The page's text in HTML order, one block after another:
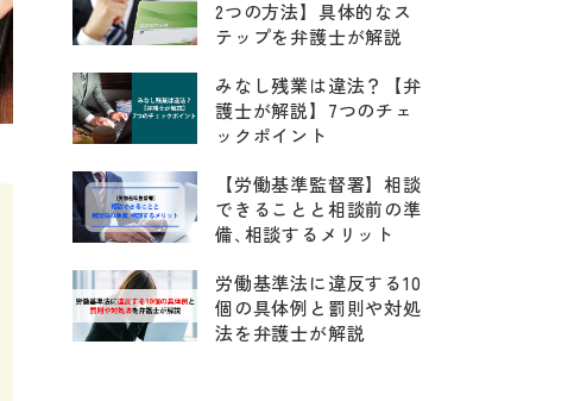
2つの方法】具体的なス
テップを弁護士が解説
みなし残業は違法？【弁
護士が解説】7つのチェ
ックポイント
【労働基準監督署】相談
できることと相談前の準
備､相談するメリット
労働基準法に違反する10
個の具体例と罰則や対処
法を弁護士が解説